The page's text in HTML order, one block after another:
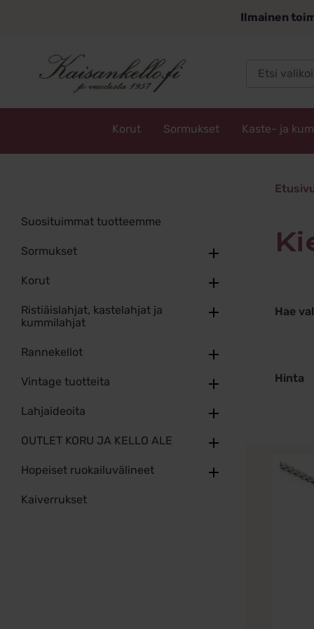
Ilmainen
Korut Sormukset Kaste- ja
Suosituimmat tuotteemme
Sormukset
Korut
Ristiäislahjat, kastelahjat ja
kummilahjat
Rannekellot
Vintage tuotteita
Lahjaideoita
OUTLET KORU JA KELLO ALE
Hopeiset ruokailuvälineet
Kaiverrukset
Hae
Hinta